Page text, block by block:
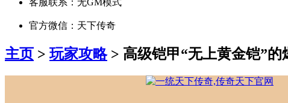
客服联系：无GM模式
官方微信：天下传奇
主页 >玩家攻略> 高级铠甲“无上黄金铠”的